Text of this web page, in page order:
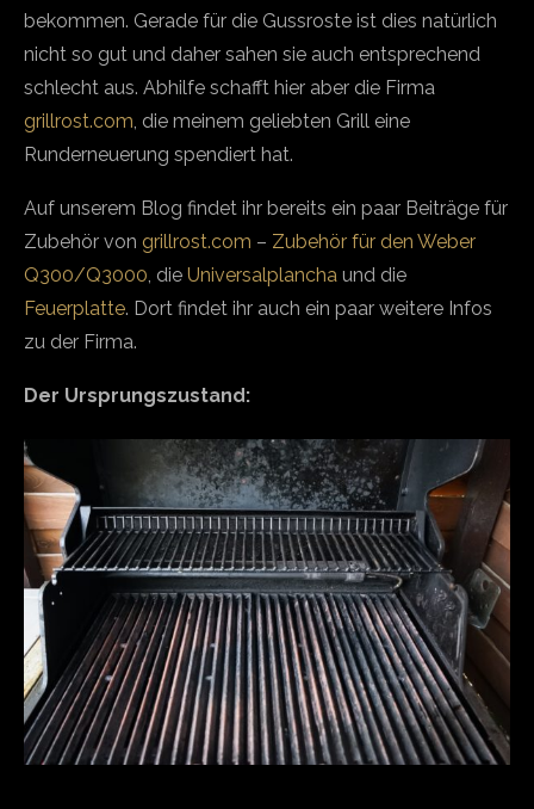
bekommen. Gerade für die Gussroste ist dies natürlich
nicht so gut und daher sahen sie auch entsprechend
schlecht aus. Abhilfe schafft hier aber die Firma
grillrost.com, die meinem geliebten Grill eine
Runderneuerung spendiert hat.
Auf unserem Blog findet ihr bereits ein paar Beiträge für
Zubehör von grillrost.com – Zubehör für den Weber
Q300/Q3000, die Universalplancha und die
Feuerplatte. Dort findet ihr auch ein paar weitere Infos
zu der Firma.
Der Ursprungszustand: